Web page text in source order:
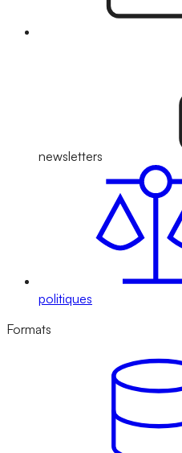
newsletters
politiques
Formats